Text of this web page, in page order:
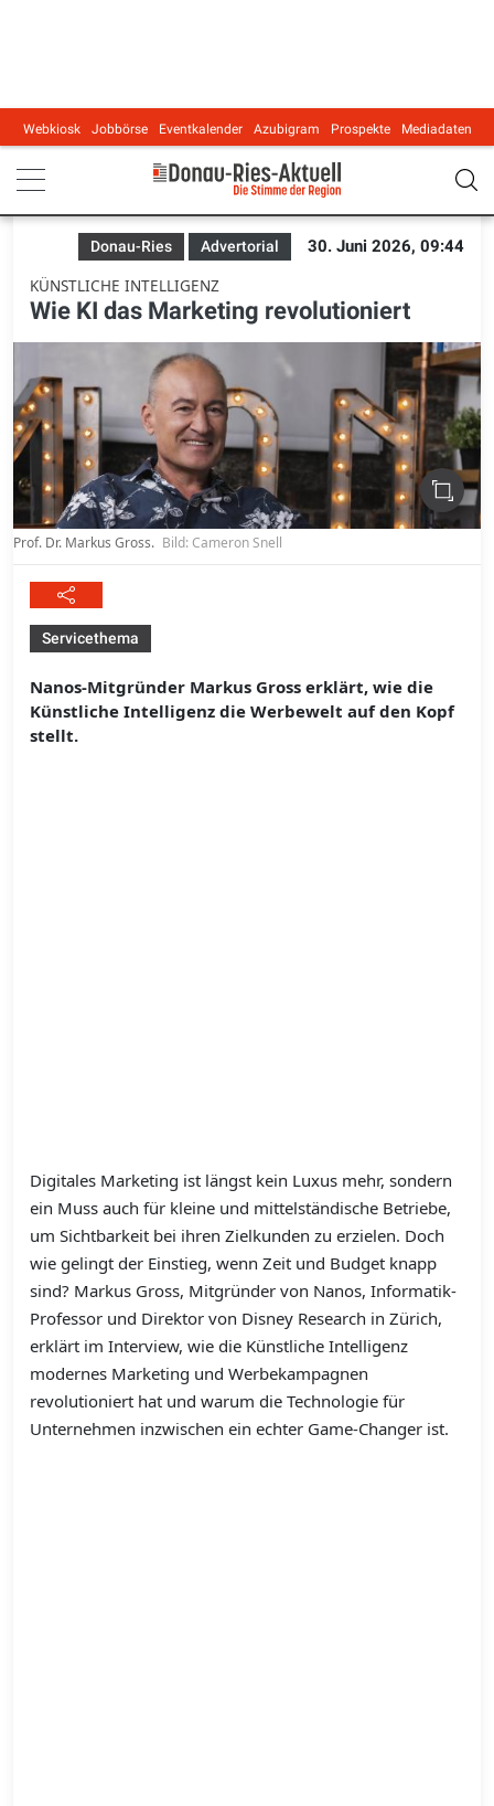
Main navigation
Webkiosk Jobbörse Eventkalender Azubigram Prospekte Mediadaten
Donau-Ries Advertorial
30. Juni 2026, 09:44
KÜNSTLICHE INTELLIGENZ
Wie KI das Marketing revolutioniert
Prof. Dr. Markus Gross. Bild: Cameron Snell
Servicethema
Nanos-Mitgründer Markus Gross erklärt, wie die
Künstliche Intelligenz die Werbewelt auf den Kopf
stellt.
Digitales Marketing ist längst kein Luxus mehr, sondern
ein Muss auch für kleine und mittelständische Betriebe,
um Sichtbarkeit bei ihren Zielkunden zu erzielen. Doch
wie gelingt der Einstieg, wenn Zeit und Budget knapp
sind? Markus Gross, Mitgründer von Nanos, Informatik-
Professor und ­Direktor von Disney Research in Zürich,
erklärt im Interview, wie die Künstliche Intelligenz
modernes Marketing und Werbekampagnen
revolutioniert hat und warum die Technologie für
Unternehmen inzwischen ein echter Game-Changer ist.